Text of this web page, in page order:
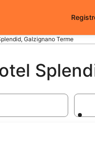
Galzignano Terme